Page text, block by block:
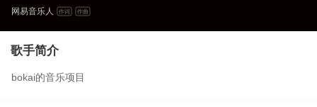
网易音乐人 作词 作曲
歌手简介
bokai的音乐项目